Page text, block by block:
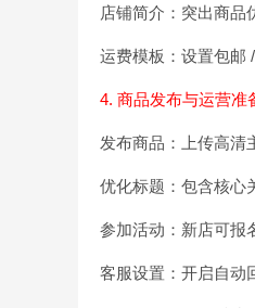
店铺简介：突出商品
运费模板：设置包邮
4. 商品发布与运营准
发布商品：上传高清
优化标题：包含核心
参加活动：新店可报
客服设置：开启自动